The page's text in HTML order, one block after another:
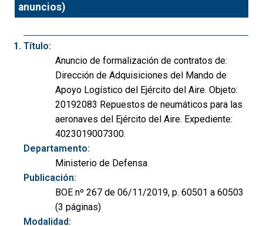
anuncios)
Título:
Anuncio de formalización de contratos de:
Dirección de Adquisiciones del Mando de
Apoyo Logístico del Ejército del Aire. Objeto:
20192083 Repuestos de neumáticos para las
aeronaves del Ejército del Aire. Expediente:
4023019007300.
Departamento:
Ministerio de Defensa
Publicación:
BOE nº 267 de 06/11/2019, p. 60501 a 60503
(3 páginas)
Modalidad: